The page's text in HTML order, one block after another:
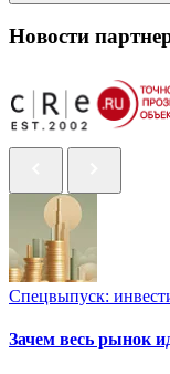
Новости
Спецвыпуск:
Зачем весь рынок